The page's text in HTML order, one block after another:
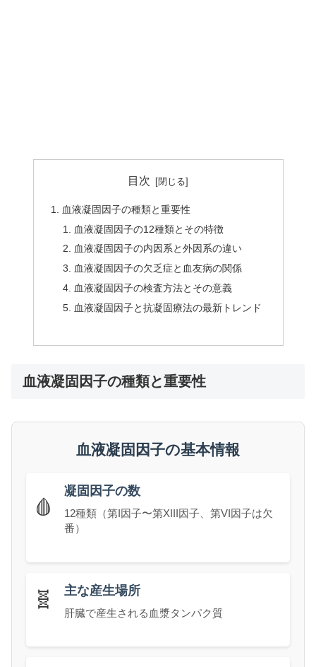
目次
血液凝固因子の種類と重要性
血液凝固因子の12種類とその特徴
血液凝固因子の内因系と外因系の違い
血液凝固因子の欠乏症と血友病の関係
血液凝固因子の検査方法とその意義
血液凝固因子と抗凝固療法の最新トレンド
血液凝固因子の種類と重要性
血液凝固因子の基本情報
🩸
凝固因子の数
12種類（第I因子〜第XIII因子、第VI因子は欠
番）
🧬 主な産生場所
肝臓で産生される血漿タンパク質